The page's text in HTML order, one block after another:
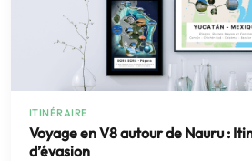
ITINÉRAIRE
Voyage en V8 autour de Nauru :
d’évasion